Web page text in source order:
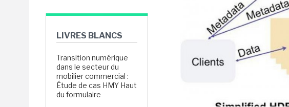
LIVRES BLANCS
Transition numérique
dans le secteur du
mobilier commercial :
Étude de cas HMY Haut
du formulaire